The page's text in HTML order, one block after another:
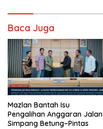
Baca Juga
Mazlan Bantah Isu
Pengalihan Anggaran Jalan
Simpang Betung–Pintas